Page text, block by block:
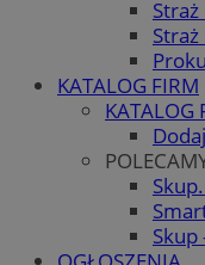
Straż
KATALOG FIRM
KATALOG